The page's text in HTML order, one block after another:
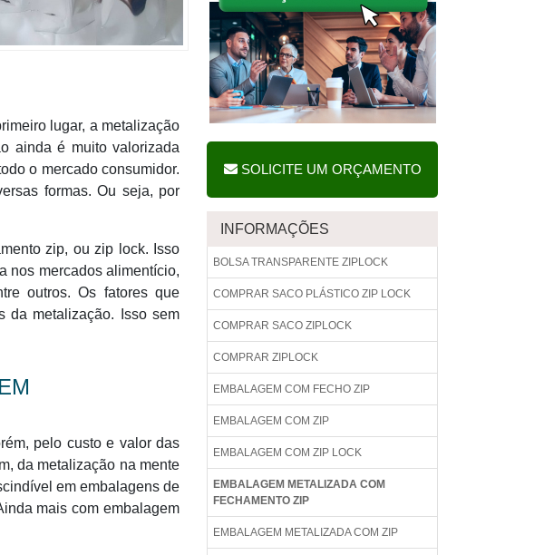
lugar, a metalização
ainda é muito valorizada
o mercado consumidor.
formas. Ou seja, por
zip, ou zip lock. Isso
nos mercados alimentício,
outros. Os fatores que
da metalização. Isso sem
pelo custo e valor das
da metalização na mente
em embalagens de
mais com embalagem
SOLICITE UM ORÇAMENTO
INFORMAÇÕES
BOLSA TRANSPARENTE ZIPLOCK
COMPRAR SACO PLÁSTICO ZIP LOCK
COMPRAR SACO ZIPLOCK
COMPRAR ZIPLOCK
EMBALAGEM COM FECHO ZIP
EMBALAGEM COM ZIP
EMBALAGEM COM ZIP LOCK
EMBALAGEM METALIZADA COM
FECHAMENTO ZIP
EMBALAGEM METALIZADA COM ZIP